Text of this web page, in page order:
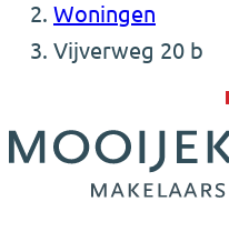
Woningen
Vijverweg 20 b